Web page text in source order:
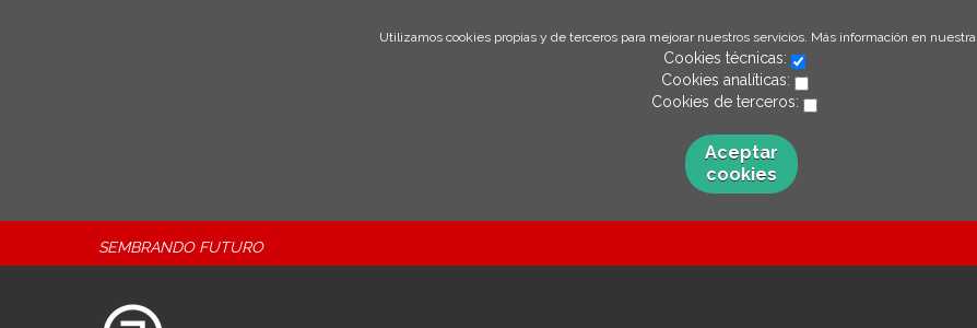
Utilizamos cookies propias y de terceros para mejorar nuestros servicios. Más información en nuestra
Cookies técnicas:
Cookies analíticas:
Cookies de terceros:
Aceptar
cookies
SEMBRANDO FUTURO